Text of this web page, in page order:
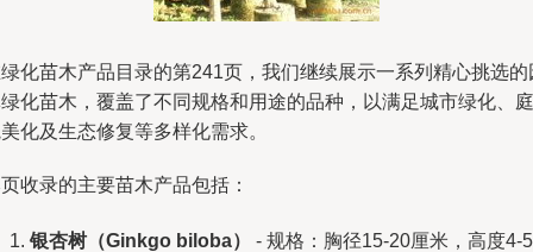
化苗木产品目录的第241页，我们继续展示一系列精心挑选的
化苗木，覆盖了不同规格和用途的品种，以满足城市绿化、庭
化及生态修复等多样化需求。
收录的主要苗木产品包括：
银杏树（Ginkgo biloba）
- 规格：胸径15-20厘米，高度4-5